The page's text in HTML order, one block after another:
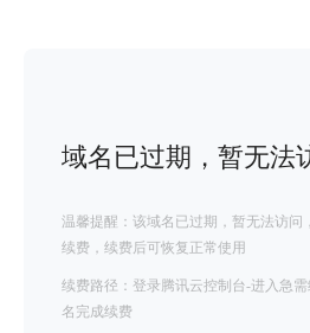
域名已过期，暂无法
温馨提醒：该域名已过期，暂无法访问
续费，续费后可恢复正常使用
续费路径：登录腾讯云控制台-进入急
名完成续费